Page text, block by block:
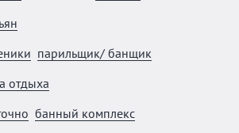
парильщик/ банщик
отдыха
банный комплекс